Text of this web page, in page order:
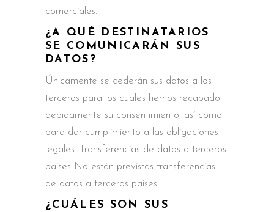
comerciales.
¿A QUÉ DESTINATARIOS
SE COMUNICARÁN SUS
DATOS?
Únicamente se cederán sus datos a los
terceros para los cuales hemos recabado
debidamente su consentimiento, así como
para dar cumplimiento a las obligaciones
legales. Transferencias de datos a terceros
países No están previstas transferencias
de datos a terceros países.
¿CUÁLES SON SUS